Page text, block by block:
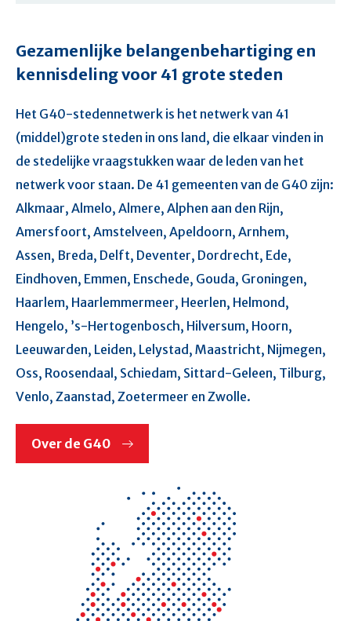
Gezamenlijke belangenbehartiging en
kennisdeling voor 41 grote steden
Het G40-stedennetwerk is het netwerk van 41
(middel)grote steden in ons land, die elkaar vinden in
de stedelijke vraagstukken waar de leden van het
netwerk voor staan. De 41 gemeenten van de G40 zijn:
Alkmaar, Almelo, Almere, Alphen aan den Rijn,
Amersfoort, Amstelveen, Apeldoorn, Arnhem,
Assen, Breda, Delft, Deventer, Dordrecht, Ede,
Eindhoven, Emmen, Enschede, Gouda, Groningen,
Haarlem, Haarlemmermeer, Heerlen, Helmond,
Hengelo, ’s-Hertogenbosch, Hilversum, Hoorn,
Leeuwarden, Leiden, Lelystad, Maastricht, Nijmegen,
Oss, Roosendaal, Schiedam, Sittard-Geleen, Tilburg,
Venlo, Zaanstad, Zoetermeer en Zwolle.
Over de G40